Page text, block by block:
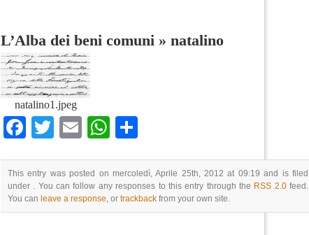
L’Alba dei beni comuni » natalino
natalino1.jpeg
Facebook
TwitterEmailWhatsApp
This entry was posted on mercoledì, Aprile 25th, 2012 at 09:19 and is filed
under . You can follow any responses to this entry through the RSS 2.0feed.
You can leave a response, or trackback from your own site.